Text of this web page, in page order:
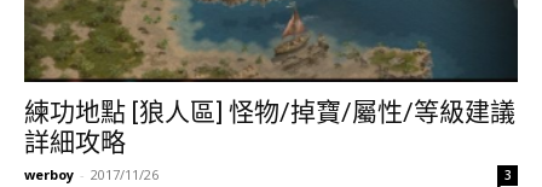
練功地點 [狼人區] 怪物/掉寶/屬性/等級建議
詳細攻略
werboy - 2017/11/26 3